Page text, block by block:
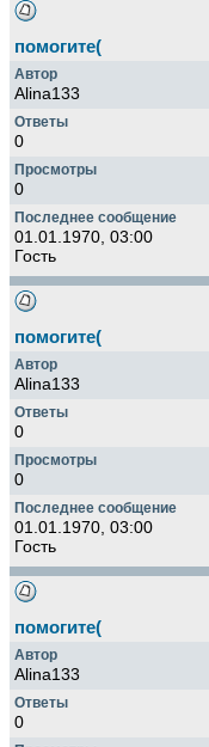
помогите(
Alina133
0
0
01.01.1970, 03:00
Гость
помогите(
Alina133
0
0
01.01.1970, 03:00
Гость
помогите(
Alina133
0